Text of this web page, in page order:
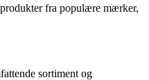
fra populære mærker,
sortiment og